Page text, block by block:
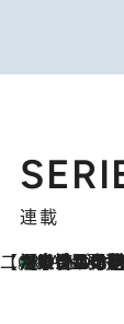
連載
【CREA×星野リゾート】唯一
8 Hours
【トンボの足水浴】ヒノキの香りに包まれて涼感マックス！